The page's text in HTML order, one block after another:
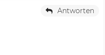
Antworten